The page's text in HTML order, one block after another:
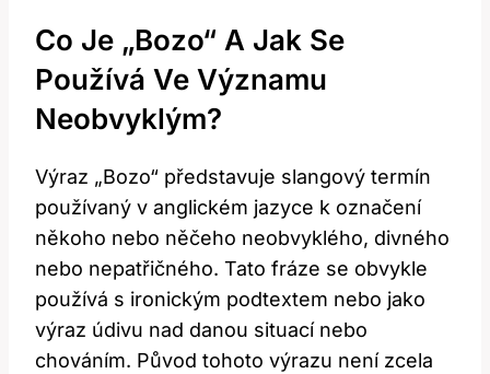
Co Je „Bozo“ A‍ Jak Se
Používá Ve⁤ Významu
Neobvyklým?
Výraz​ „Bozo“ představuje slangový termín
‌používaný v anglickém jazyce k označení
⁣někoho nebo něčeho neobvyklého, divného​
nebo nepatřičného. Tato fráze se⁢ obvykle
používá s ironickým podtextem⁣ nebo ⁤jako
výraz údivu nad⁣ danou situací ‌nebo
chováním. Původ tohoto výrazu není‍ zcela